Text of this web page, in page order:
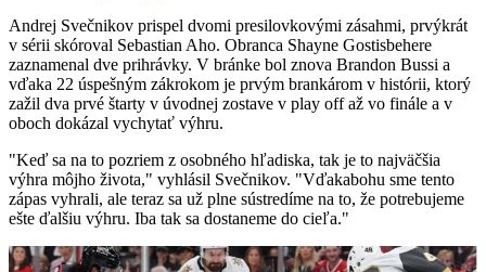
Andrej Svečnikov prispel dvomi presilovkovými zásahmi, prvýkrát
v sérii skóroval Sebastian Aho. Obranca Shayne Gostisbehere
zaznamenal dve prihrávky. V bránke bol znova Brandon Bussi a
vďaka 22 úspešným zákrokom je prvým brankárom v histórii, ktorý
zažil dva prvé štarty v úvodnej zostave v play off až vo finále a v
oboch dokázal vychytať výhru.
"Keď sa na to pozriem z osobného hľadiska, tak je to najväčšia
výhra môjho života," vyhlásil Svečnikov. "Vďakabohu sme tento
zápas vyhrali, ale teraz sa už plne sústredíme na to, že potrebujeme
ešte ďalšiu výhru. Iba tak sa dostaneme do cieľa."